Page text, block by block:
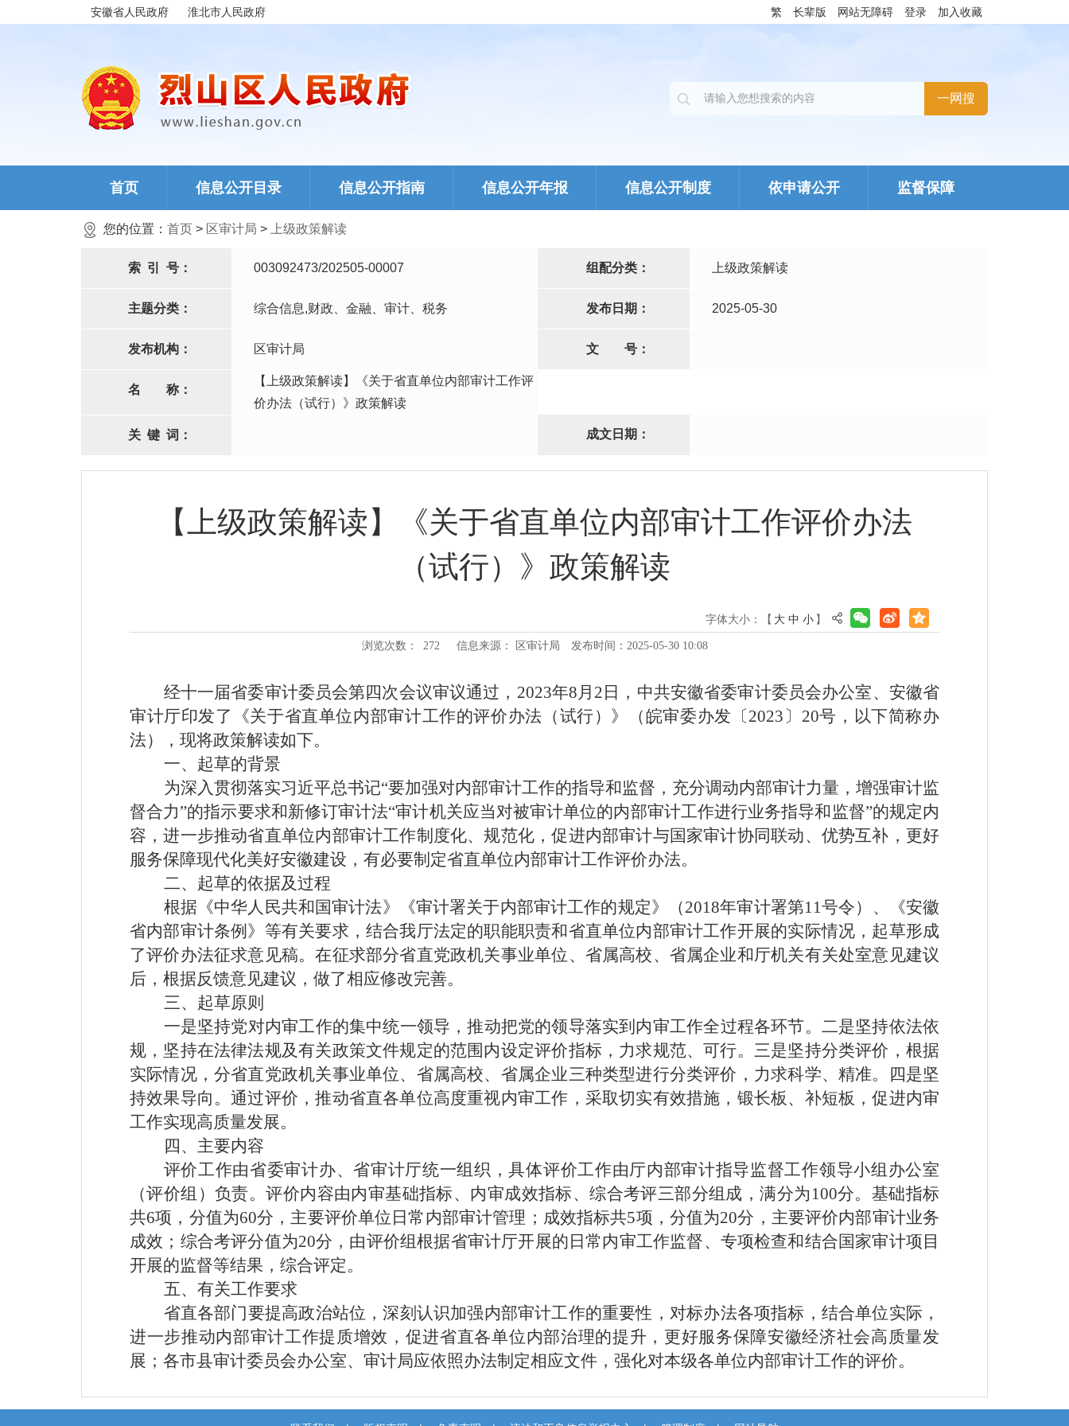
安徽省人民政府 淮北市人民政府 繁 长辈版 网站无障碍 登录 加入收藏
首页 信息公开目录 信息公开指南 信息公开年报 信息公开制度 依申请公开 监督保障
您的位置： 首页 > 区审计局 > 上级政策解读
索 引 号： 003092473/202505-00007 组配分类： 上级政策解读
主题分类： 综合信息,财政、金融、审计、税务 发布日期： 2025-05-30
发布机构： 区审计局 文 号：
名 称：
【上级政策解读】《关于省直单位内部审计工作评
价办法（试行）》政策解读
关 键 词： 成文日期：
【上级政策解读】《关于省直单位内部审计工作评价办法
（试行）》政策解读
字体大小：【 大 中 小 】
浏览次数： 272 信息来源： 区审计局 发布时间：2025-05-30 10:08
经十一届省委审计委员会第四次会议审议通过，2023年8月2日，中共安徽省委审计委员会办公室、安徽省
审计厅印发了《关于省直单位内部审计工作的评价办法（试行）》（皖审委办发〔2023〕20号，以下简称办
法），现将政策解读如下。
一、起草的背景
为深入贯彻落实习近平总书记“要加强对内部审计工作的指导和监督，充分调动内部审计力量，增强审计监
督合力”的指示要求和新修订审计法“审计机关应当对被审计单位的内部审计工作进行业务指导和监督”的规定内
容，进一步推动省直单位内部审计工作制度化、规范化，促进内部审计与国家审计协同联动、优势互补，更好
服务保障现代化美好安徽建设，有必要制定省直单位内部审计工作评价办法。
二、起草的依据及过程
根据《中华人民共和国审计法》《审计署关于内部审计工作的规定》（2018年审计署第11号令）、《安徽
省内部审计条例》等有关要求，结合我厅法定的职能职责和省直单位内部审计工作开展的实际情况，起草形成
了评价办法征求意见稿。在征求部分省直党政机关事业单位、省属高校、省属企业和厅机关有关处室意见建议
后，根据反馈意见建议，做了相应修改完善。
三、起草原则
一是坚持党对内审工作的集中统一领导，推动把党的领导落实到内审工作全过程各环节。二是坚持依法依
规，坚持在法律法规及有关政策文件规定的范围内设定评价指标，力求规范、可行。三是坚持分类评价，根据
实际情况，分省直党政机关事业单位、省属高校、省属企业三种类型进行分类评价，力求科学、精准。四是坚
持效果导向。通过评价，推动省直各单位高度重视内审工作，采取切实有效措施，锻长板、补短板，促进内审
工作实现高质量发展。
四、主要内容
评价工作由省委审计办、省审计厅统一组织，具体评价工作由厅内部审计指导监督工作领导小组办公室
（评价组）负责。评价内容由内审基础指标、内审成效指标、综合考评三部分组成，满分为100分。基础指标
共6项，分值为60分，主要评价单位日常内部审计管理；成效指标共5项，分值为20分，主要评价内部审计业务
成效；综合考评分值为20分，由评价组根据省审计厅开展的日常内审工作监督、专项检查和结合国家审计项目
开展的监督等结果，综合评定。
五、有关工作要求
省直各部门要提高政治站位，深刻认识加强内部审计工作的重要性，对标办法各项指标，结合单位实际，
进一步推动内部审计工作提质增效，促进省直各单位内部治理的提升，更好服务保障安徽经济社会高质量发
展；各市县审计委员会办公室、审计局应依照办法制定相应文件，强化对本级各单位内部审计工作的评价。